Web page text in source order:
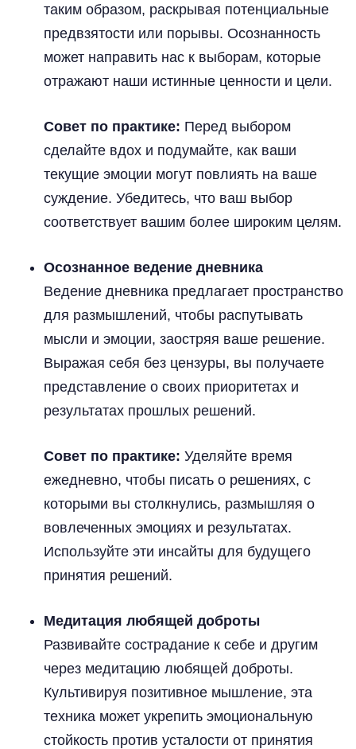
таким образом, раскрывая потенциальные
предвзятости или порывы. Осознанность
может направить нас к выборам, которые
отражают наши истинные ценности и цели.
Совет по практике: Перед выбором
сделайте вдох и подумайте, как ваши
текущие эмоции могут повлиять на ваше
суждение. Убедитесь, что ваш выбор
соответствует вашим более широким целям.
Осознанное ведение дневника
Ведение дневника предлагает пространство
для размышлений, чтобы распутывать
мысли и эмоции, заостряя ваше решение.
Выражая себя без цензуры, вы получаете
представление о своих приоритетах и
результатах прошлых решений.
Совет по практике: Уделяйте время
ежедневно, чтобы писать о решениях, с
которыми вы столкнулись, размышляя о
вовлеченных эмоциях и результатах.
Используйте эти инсайты для будущего
принятия решений.
Медитация любящей доброты
Развивайте сострадание к себе и другим
через медитацию любящей доброты.
Культивируя позитивное мышление, эта
техника может укрепить эмоциональную
стойкость против усталости от принятия